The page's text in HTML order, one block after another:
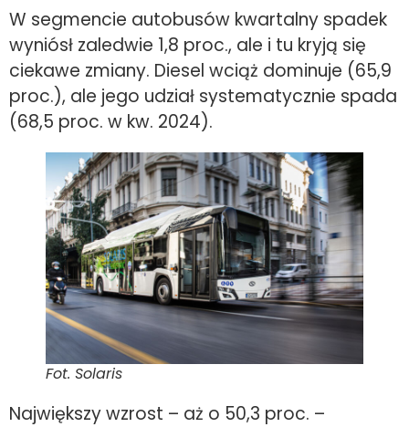
W segmencie autobusów kwartalny spadek
wyniósł zaledwie 1,8 proc., ale i tu kryją się
ciekawe zmiany. Diesel wciąż dominuje (65,9
proc.), ale jego udział systematycznie spada
(68,5 proc. w kw. 2024).
Fot. Solaris
Największy wzrost – aż o 50,3 proc. –